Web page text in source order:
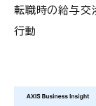
転職時の給与交
行動